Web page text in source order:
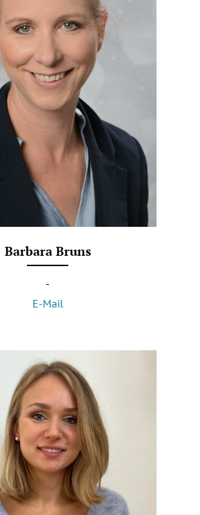
Barbara Bruns
-
E-Mail